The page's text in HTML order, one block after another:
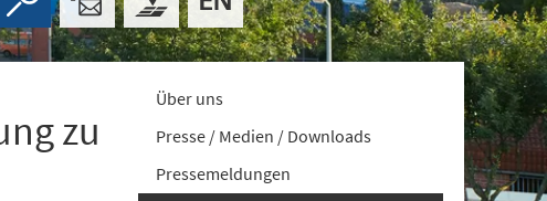
zu
Über uns
Presse / Medien / Downloads
Pressemeldungen